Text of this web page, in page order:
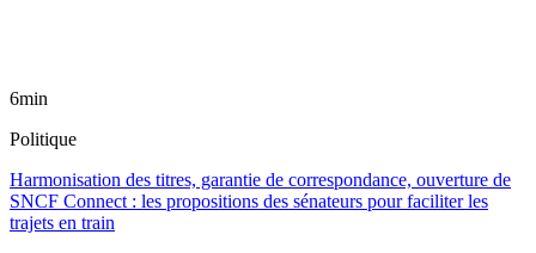
6min
Politique
Harmonisation des titres, garantie de correspondance, ouverture de
SNCF Connect : les propositions des sénateurs pour faciliter les
trajets en train